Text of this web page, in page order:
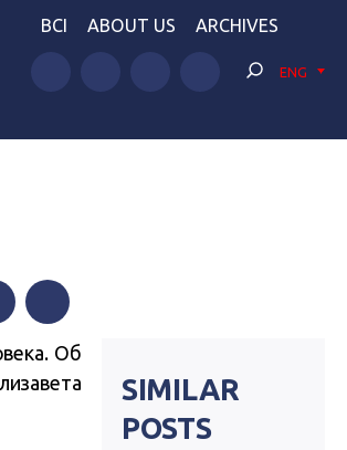
BCI ABOUT US ARCHIVES
ENG
Telegram
Об
SIMILAR
POSTS